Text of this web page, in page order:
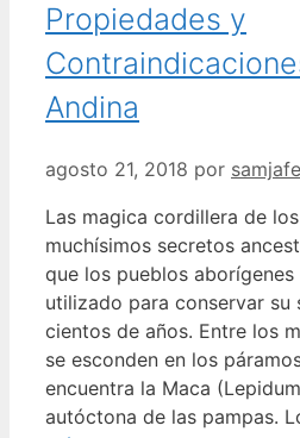
Propiedades y
Andina
agosto 21, 2018 por
Las magica cordillera de
muchísimos secretos
que los pueblos
utilizado para conservar su
cientos de años. Entre los
se esconden en los
encuentra la Maca
autóctona de las pampas.